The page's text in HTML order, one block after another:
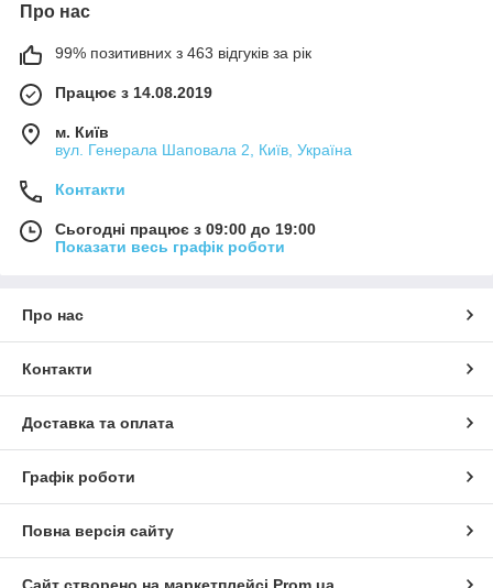
Про нас
99% позитивних з 463 відгуків за рік
Працює з 14.08.2019
м. Київ
вул. Генерала Шаповала 2, Київ, Україна
Контакти
Сьогодні працює з 09:00 до 19:00
Показати весь графік роботи
Про нас
Контакти
Доставка та оплата
Графік роботи
Повна версія сайту